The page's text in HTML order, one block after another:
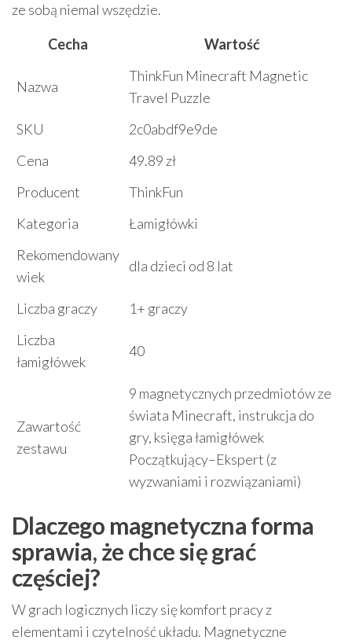
ze sobą niemal wszędzie.
Cecha
Wartość
Nazwa
ThinkFun Minecraft Magnetic
Travel Puzzle
SKU
2c0abdf9e9de
Cena
49.89 zł
Producent
ThinkFun
Kategoria
Łamigłówki
Rekomendowany
wiek
dla dzieci od 8 lat
Liczba graczy
1+ graczy
Liczba
łamigłówek
40
Zawartość
zestawu
9 magnetycznych przedmiotów ze
świata Minecraft, instrukcja do
gry, księga łamigłówek
Początkujący–Ekspert (z
wyzwaniami i rozwiązaniami)
Dlaczego magnetyczna forma
sprawia, że chce się grać
częściej?
W grach logicznych liczy się komfort pracy z
elementami i czytelność układu. Magnetyczne